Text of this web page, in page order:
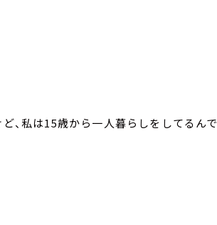
、私は15歳から一人暮らしをしてるんで